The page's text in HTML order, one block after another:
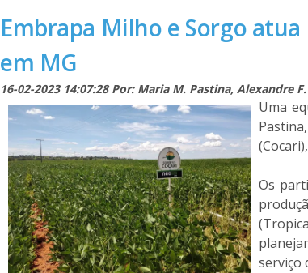
Embrapa Milho e Sorgo
em MG
16-02-2023 14:07:28 Por: Maria M. Pastina, Alexandre
Uma
Os
serviço